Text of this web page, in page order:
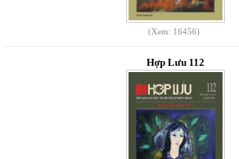
(Xem: 16456)
Hợp Lưu 112